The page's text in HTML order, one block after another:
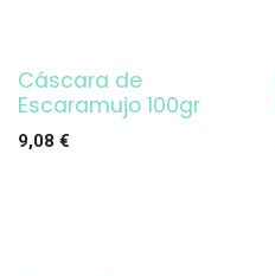
Cáscara de
Escaramujo 100gr
9,08 €